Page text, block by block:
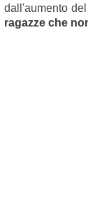
dall'aumento
ragazze che